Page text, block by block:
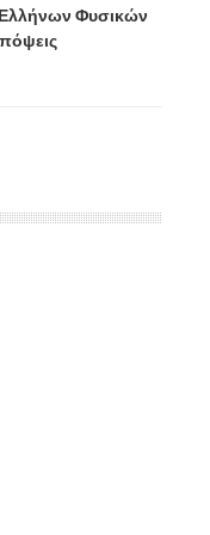
Φυσικών